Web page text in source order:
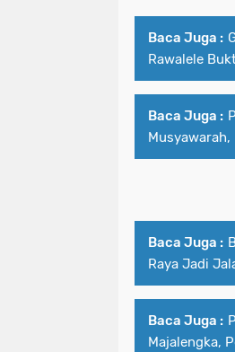
Baca Juga :
Rawalele
Baca Juga :
Musyawarah,
Baca Juga :
Raya Jadi
Baca Juga :
Majalengka,